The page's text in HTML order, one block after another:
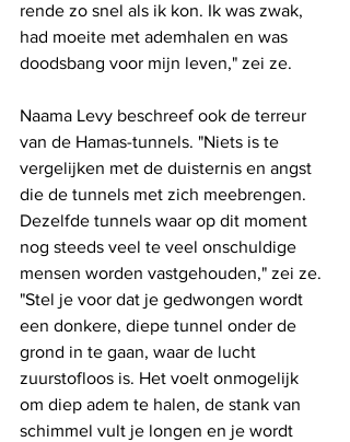
rende zo snel als ik kon. Ik was zwak,
had moeite met ademhalen en was
doodsbang voor mijn leven," zei ze.
Naama Levy beschreef ook de terreur
van de Hamas-tunnels. "Niets is te
vergelijken met de duisternis en angst
die de tunnels met zich meebrengen.
Dezelfde tunnels waar op dit moment
nog steeds veel te veel onschuldige
mensen worden vastgehouden," zei ze.
"Stel je voor dat je gedwongen wordt
een donkere, diepe tunnel onder de
grond in te gaan, waar de lucht
zuurstofloos is. Het voelt onmogelijk
om diep adem te halen, de stank van
schimmel vult je longen en je wordt